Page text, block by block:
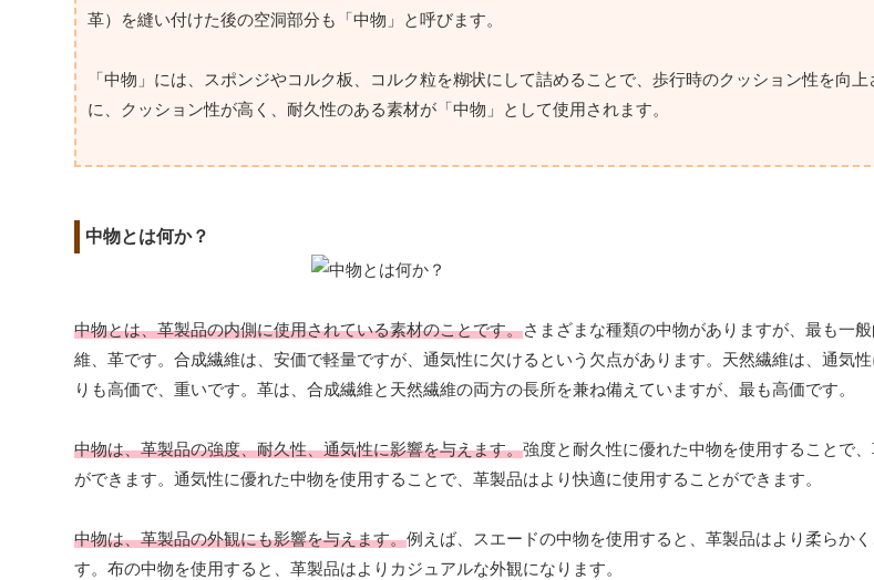
革）を縫い付けた後の空洞部分も「中物」と呼びます。
「中物」には、スポンジやコルク板、コルク粒を糊状にして詰めることで、歩行時のクッション性を向
に、クッション性が高く、耐久性のある素材が「中物」として使用されます。
中物とは何か？
中物とは、革製品の内側に使用されている素材のことです。さまざまな種類の中物がありますが、最も一
維、革です。合成繊維は、安価で軽量ですが、通気性に欠けるという欠点があります。天然繊維は、通気
りも高価で、重いです。革は、合成繊維と天然繊維の両方の長所を兼ね備えていますが、最も高価です。
中物は、革製品の強度、耐久性、通気性に影響を与えます。強度と耐久性に優れた中物を使用することで
ができます。通気性に優れた中物を使用することで、革製品はより快適に使用することができます。
中物は、革製品の外観にも影響を与えます。例えば、スエードの中物を使用すると、革製品はより柔らか
す。布の中物を使用すると、革製品はよりカジュアルな外観になります。